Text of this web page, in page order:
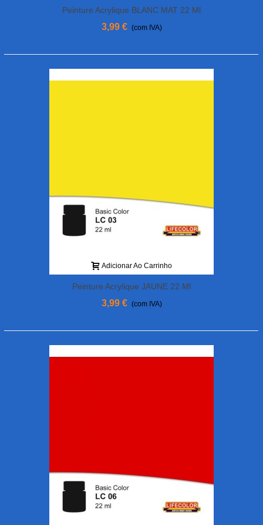
Peinture Acrylique BLANC MAT 22 Ml
3,99 € (com IVA)
Adicionar Ao Carrinho
Peinture Acrylique JAUNE 22 Ml
3,99 € (com IVA)